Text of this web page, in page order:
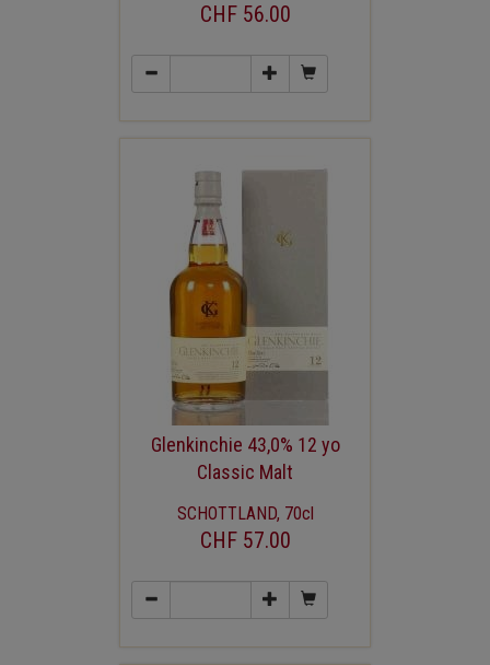
CHF 56.00
Glenkinchie 43,0% 12 yo
Classic Malt
SCHOTTLAND, 70cl
CHF 57.00